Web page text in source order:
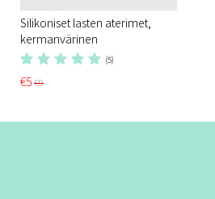
Silikoniset lasten aterimet,
kermanvärinen
(5)
€5€9